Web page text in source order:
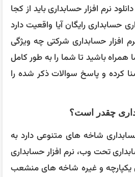
نرم افزار حسابداری باید از کجا
حسابداری رایگان آیا واقعیت دارد
افزار حسابداری شرکتی چه ویژگی
همراه باشید تا شما را به طور کامل
کرده و پاسخ سوالات ذکر شده را
چقدر است؟
شاخه های متنوعی دارد به
تحت وب، نرم افزار حسابداری
یکپارچه و غیره شاخه های منشعب